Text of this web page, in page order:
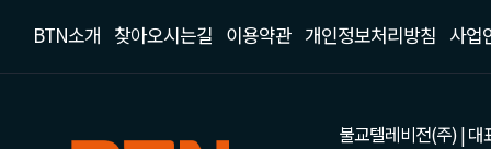
BTN소개 찾아오시는길 이용약관 개인정보처리방침 사업
불교텔레비전(주) | 대